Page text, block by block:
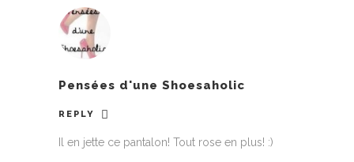
Pensées d'une Shoesaholic
REPLY
Il en jette ce pantalon! Tout rose en plus! :)